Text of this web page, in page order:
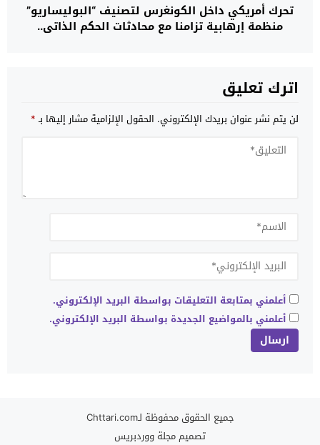
تحرك أمريكي داخل الكونغرس لتصنيف “البوليساريو”
منظمة إرهابية تزامنا مع محادثات الحكم الذاتي..
اترك تعليق
لن يتم نشر عنوان بريدك الإلكتروني. الحقول الإلزامية مشار إليها بـ*
أعلمني بمتابعة التعليقات بواسطة البريد الإلكتروني.
أعلمني بالمواضيع الجديدة بواسطة البريد الإلكتروني.
جميع الحقوق محفوظة لـChttari.com
تصميممجلة ووردبريس